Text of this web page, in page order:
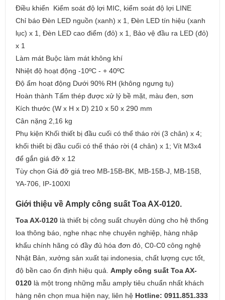
Điều khiển Kiểm soát độ lợi MIC, kiểm soát độ lợi LINE
Chỉ báo Đèn LED nguồn (xanh) x 1, Đèn LED tín hiệu (xanh
lục) x 1, Đèn LED cao điểm (đỏ) x 1, Bảo vệ đầu ra LED (đỏ)
x 1
Làm mát Buộc làm mát không khí
Nhiệt độ hoạt động -10ºC - + 40ºC
Độ ẩm hoạt động Dưới 90% RH (không ngưng tụ)
Hoàn thành Tấm thép được xử lý bề mặt, màu đen, sơn
Kích thước (W x H x D) 210 x 50 x 290 mm
Cân nặng 2,16 kg
Phụ kiện Khối thiết bị đầu cuối có thể tháo rời (3 chân) x 4;
khối thiết bị đầu cuối có thể tháo rời (4 chân) x 1; Vít M3x4
để gắn giá đỡ x 12
Tùy chọn Giá đỡ giá treo MB-15B-BK, MB-15B-J, MB-15B,
YA-706, IP-100XI
Giới thiệu về Amply công suất Toa AX-0120.
Toa AX-0120 là thiết bị công suất chuyên dùng cho hệ thống
loa thông báo, nghe nhạc nhẹ chuyên nghiệp, hàng nhập
khẩu chính hãng có đầy đủ hóa đơn đỏ, C0-C0 công nghệ
Nhật Bản, xưởng sản xuất tại indonesia, chất lượng cực tốt,
độ bền cao ổn định hiệu quả. Amply công suất Toa AX-
0120 là một trong những mẫu amply tiêu chuẩn nhất khách
hàng nên chọn mua hiện nay, liên hệ Hotline: 0911.851.333